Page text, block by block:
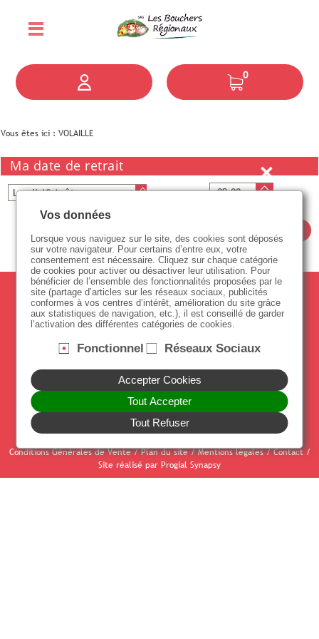
0
Vous êtes ici :VOLAILLE
Ma date de retrait
Paiement sécurisé par CB
Conditions Générales de Vente / Plan du site / Mentions légales / Contact /
Site réalisé par Progial Synapsy
Vos données
Lorsque vous naviguez sur le site, des cookies sont déposés
sur votre navigateur. Pour certains d’entre eux, votre
consentement est nécessaire. Cliquez sur chaque catégorie
de cookies pour activer ou désactiver leur utilisation. Pour
bénéficier de l’ensemble des fonctionnalités proposées par le
site (partage d’articles sur les réseaux sociaux, publicités
conformes à vos centres d’intérêt, amélioration du site grâce
aux statistiques de navigation, etc.), il est conseillé de garder
l’activation des différentes catégories de cookies.
Fonctionnel Réseaux Sociaux
Accepter Cookies
Tout Accepter
Tout Refuser